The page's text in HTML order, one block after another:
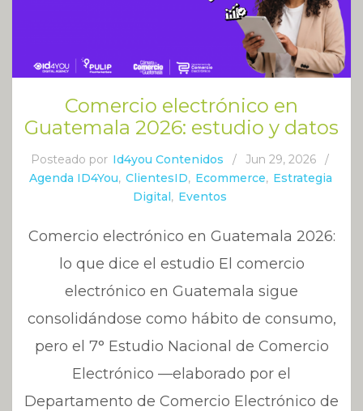
Comercio electrónico en
Guatemala 2026: estudio y datos
Posteado por Id4you Contenidos / Jun 29, 2026
/
Agenda ID4You, ClientesID, Ecommerce, Estrategia
Digital, Eventos
Comercio electrónico en Guatemala 2026:
lo que dice el estudio El comercio
electrónico en Guatemala sigue
consolidándose como hábito de consumo,
pero el 7° Estudio Nacional de Comercio
Electrónico —elaborado por el
Departamento de Comercio Electrónico de